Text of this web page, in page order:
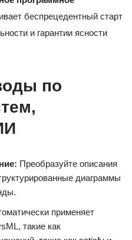
беспрецедентный старт
и гарантии ясности
по
Преобразуйте описания
диаграммы
применяет
такие как